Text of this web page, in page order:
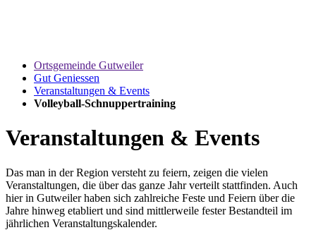
Ortsgemeinde Gutweiler
Gut Geniessen
Veranstaltungen & Events
Volleyball-Schnuppertraining
Veranstaltungen & Events
Das man in der Region versteht zu feiern, zeigen die vielen
Veranstaltungen, die über das ganze Jahr verteilt stattfinden. Auch
hier in Gutweiler haben sich zahlreiche Feste und Feiern über die
Jahre hinweg etabliert und sind mittlerweile fester Bestandteil im
jährlichen Veranstaltungskalender.